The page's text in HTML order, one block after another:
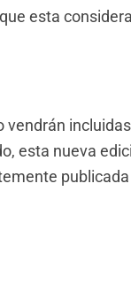
esta
vendrán
esta nueva